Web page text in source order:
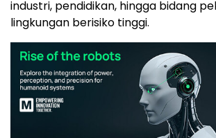
industri, pendidikan, hingga bidang
lingkungan berisiko tinggi.